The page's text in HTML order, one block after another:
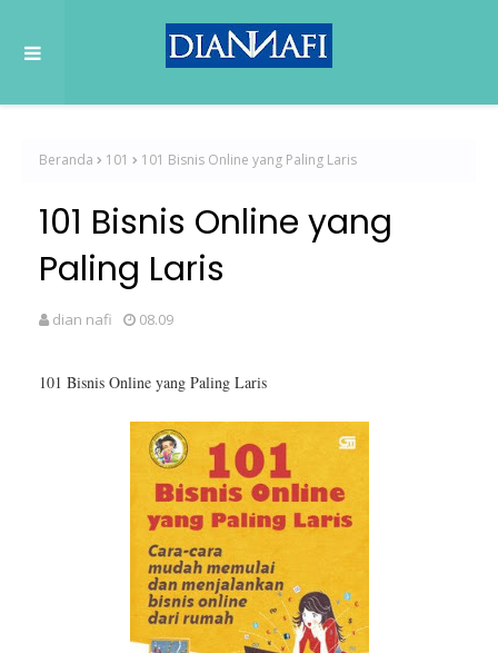
Beranda 101 101 Bisnis Online yang Paling Laris
101 Bisnis Online yang
Paling Laris
dian nafi 08.09
101 Bisnis Online yang Paling Laris